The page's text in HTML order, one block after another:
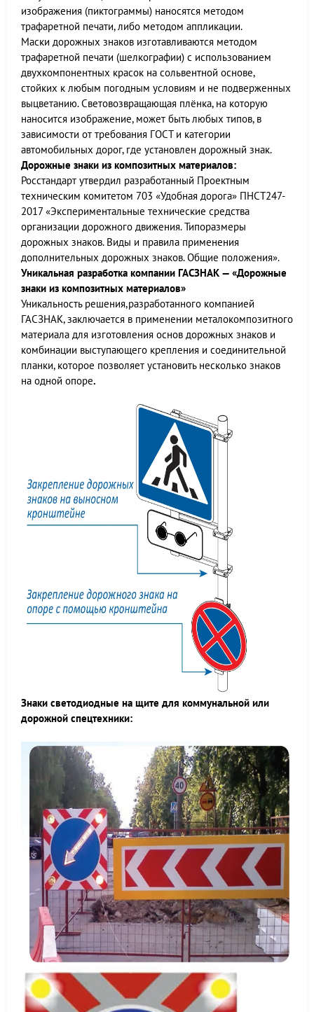
изображения (пиктограммы) наносятся методом
трафаретной печати, либо методом аппликации.
Маски дорожных знаков изготавливаются методом
трафаретной печати (шелкографии) с использованием
двухкомпонентных красок на сольвентной основе,
стойких к любым погодным условиям и не подверженных
выцветанию. Световозвращающая плёнка, на которую
наносится изображение, может быть любых типов, в
зависимости от требования ГОСТ и категории
автомобильных дорог, где установлен дорожный знак.
Дорожные знаки из композитных материалов:
Росстандарт утвердил разработанный Проектным
техническим комитетом 703 «Удобная дорога» ПНСТ247-
2017 «Экспериментальные технические средства
организации дорожного движения. Типоразмеры
дорожных знаков. Виды и правила применения
дополнительных дорожных знаков. Общие положения».
Уникальная разработка компании ГАСЗНАК — «Дорожные
знаки из композитных материалов»
Уникальность решения,разработанного компанией
ГАСЗНАК, заключается в применении металокомпозитного
материала для изготовления основ дорожных знаков и
комбинации выступающего крепления и соединительной
планки, которое позволяет установить несколько знаков
на одной опоре.
Знаки светодиодные на щите для коммунальной или
дорожной спецтехники: